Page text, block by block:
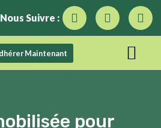
Nous Suivre :
Maintenant
pour